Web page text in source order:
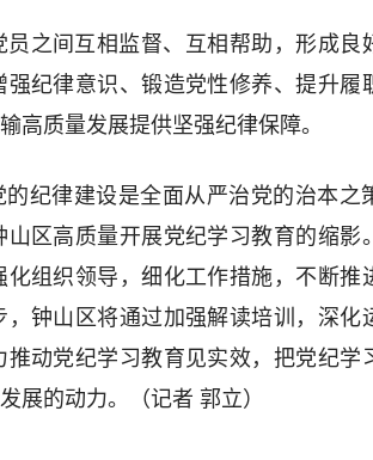
之间互相监督、互相帮助，形成良
纪律意识、锻造党性修养、提升履
高质量发展提供坚强纪律保障。
纪律建设是全面从严治党的治本之
区高质量开展党纪学习教育的缩影
组织领导，细化工作措施，不断推
钟山区将通过加强解读培训，深化
动党纪学习教育见实效，把党纪学
展的动力。（记者 郭立）